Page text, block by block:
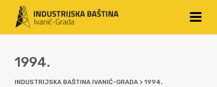
1994.
INDUSTRIJSKA BAŠTINA IVANIĆ-GRADA > 1994.